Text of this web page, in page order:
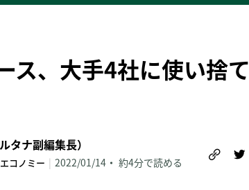
ス、大手4社に使い捨
タナ副編集長）
コノミー | 2022/01/14 約4分で読める